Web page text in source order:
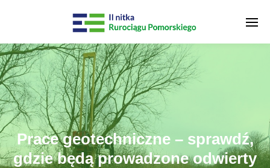
Prace geotechniczne – sprawdź,
gdzie będą prowadzone odwierty